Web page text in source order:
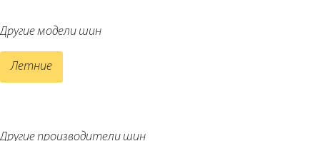
Другие модели шин
Летние
Другие производители шин